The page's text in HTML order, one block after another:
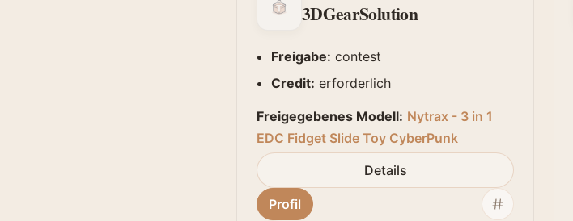
3DGearSolution
Freigabe: contest
Credit: erforderlich
Freigegebenes Modell: Nytrax - 3 in 1
EDC Fidget Slide Toy CyberPunk
Details
Profil